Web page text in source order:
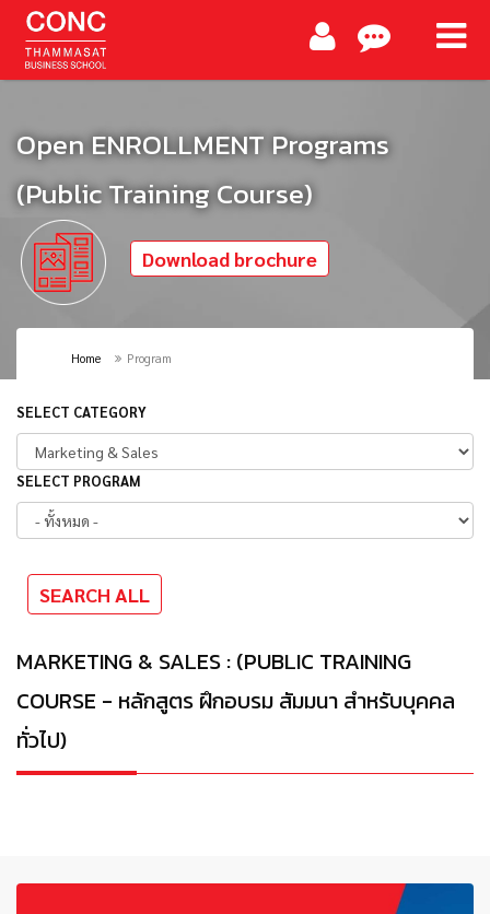
Open ENROLLMENT Programs
(Public Training Course)
Download brochure
Home Program
SELECT CATEGORY
SELECT PROGRAM
MARKETING & SALES : (PUBLIC TRAINING
COURSE - หลักสูตร ฝึกอบรม สัมมนา สำหรับบุคคล
ทั่วไป)